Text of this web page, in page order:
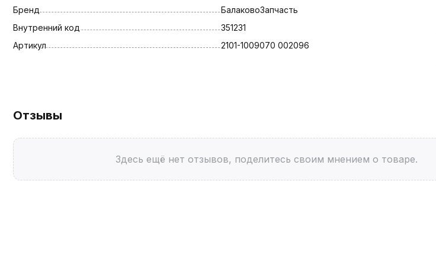
Бренд
БалаковоЗапчасть
Внутренний код
351231
Артикул
2101-1009070 002096
Отзывы
Здесь ещё нет отзывов, поделитесь своим мнением о товаре.